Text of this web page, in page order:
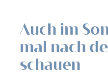
Auch im
mal nach
schauen